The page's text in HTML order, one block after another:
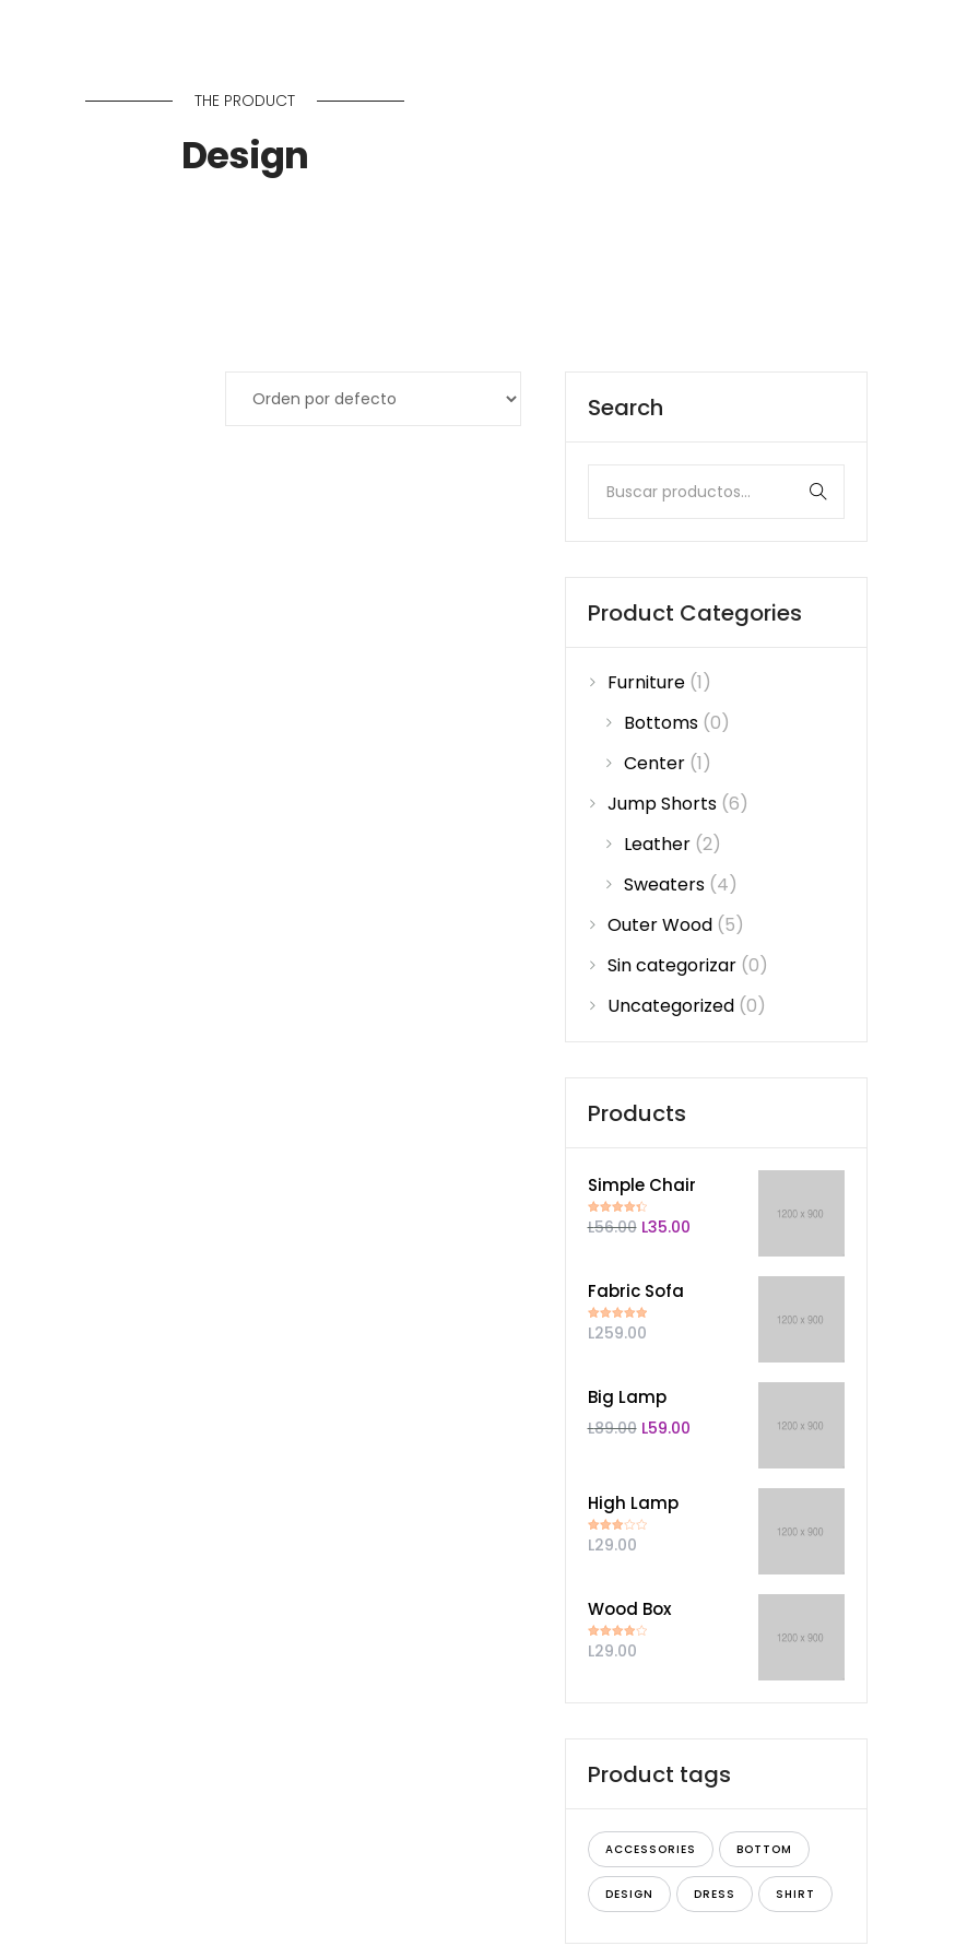
THE PRODUCT
Design
Search
Product Categories
Furniture (1)
Bottoms (0)
Center (1)
Jump Shorts (6)
Leather (2)
Sweaters (4)
Outer Wood (5)
Sin categorizar (0)
Uncategorized (0)
Products
Simple Chair
Valorado
en4.50de
L56.00 L35.00
Fabric Sofa
Valorado en
5.00de 5
L259.00
Big Lamp
L89.00 L59.00
High Lamp
Valorado
en3.00
L29.00
Wood Box
Valorado
en4.00
L29.00
Product tags
ACCESSORIES BOTTOM
DESIGN DRESS SHIRT